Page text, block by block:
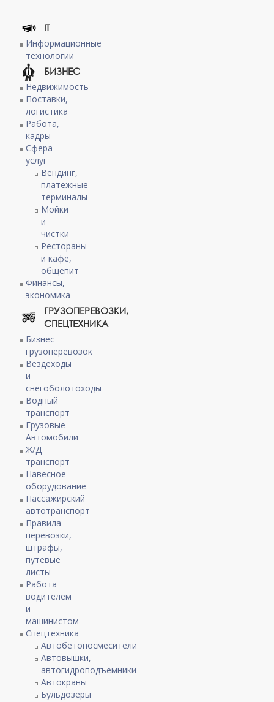
IT
Информационные
технологии
БИЗНЕС
Недвижимость
Поставки,
логистика
Работа,
кадры
Сфера
услуг
Вендинг,
платежные
терминалы
Мойки
и
чистки
Рестораны
и кафе,
общепит
Финансы,
экономика
ГРУЗОПЕРЕВОЗКИ,
СПЕЦТЕХНИКА
Бизнес
грузоперевозок
Вездеходы
и
снегоболотоходы
Водный
транспорт
Грузовые
Автомобили
Ж/Д
транспорт
Навесное
оборудование
Пассажирский
автотранспорт
Правила
перевозки,
штрафы,
путевые
листы
Работа
водителем
и
машинистом
Спецтехника
Автобетоносмесители
Автовышки,
автогидроподъемники
Автокраны
Бульдозеры